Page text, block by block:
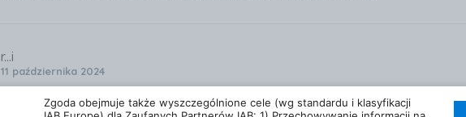
r...i
11 października 2024
Nie znam się na szczoteczkach do zębów, po prostu działa.
Zgoda obejmuje także wyszczególnione cele (wg standardu i klasyfikacji